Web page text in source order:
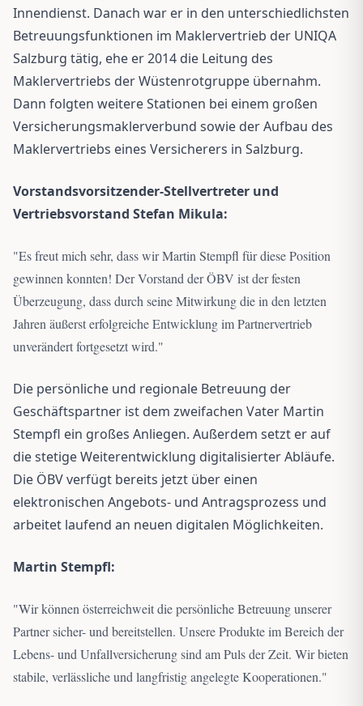
Innendienst. Danach war er in den unterschiedlichsten
Betreuungsfunktionen im Maklervertrieb der UNIQA
Salzburg tätig, ehe er 2014 die Leitung des
Maklervertriebs der Wüstenrotgruppe übernahm.
Dann folgten weitere Stationen bei einem großen
Versicherungsmaklerverbund sowie der Aufbau des
Maklervertriebs eines Versicherers in Salzburg.
Vorstandsvorsitzender-Stellvertreter und
Vertriebsvorstand Stefan Mikula:
"Es freut mich sehr, dass wir Martin Stempfl für diese Position
gewinnen konnten! Der Vorstand der ÖBV ist der festen
Überzeugung, dass durch seine Mitwirkung die in den letzten
Jahren äußerst erfolgreiche Entwicklung im Partnervertrieb
unverändert fortgesetzt wird."
Die persönliche und regionale Betreuung der
Geschäftspartner ist dem zweifachen Vater Martin
Stempfl ein großes Anliegen. Außerdem setzt er auf
die stetige Weiterentwicklung digitalisierter Abläufe.
Die ÖBV verfügt bereits jetzt über einen
elektronischen Angebots- und Antragsprozess und
arbeitet laufend an neuen digitalen Möglichkeiten.
Martin Stempfl:
"Wir können österreichweit die persönliche Betreuung unserer
Partner sicher- und bereitstellen. Unsere Produkte im Bereich der
Lebens- und Unfallversicherung sind am Puls der Zeit. Wir bieten
stabile, verlässliche und langfristig angelegte Kooperationen."